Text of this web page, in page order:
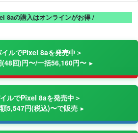
8aの購入はオンラインがお得 /
ルでPixel 8aを発売中＞
(48回)円〜/一括56,160円〜
ルでPixel 8aを発売中＞
5,547円(税込)〜で販売